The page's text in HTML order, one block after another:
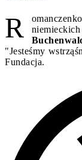
R
"Jesteśmy
Fundacja.